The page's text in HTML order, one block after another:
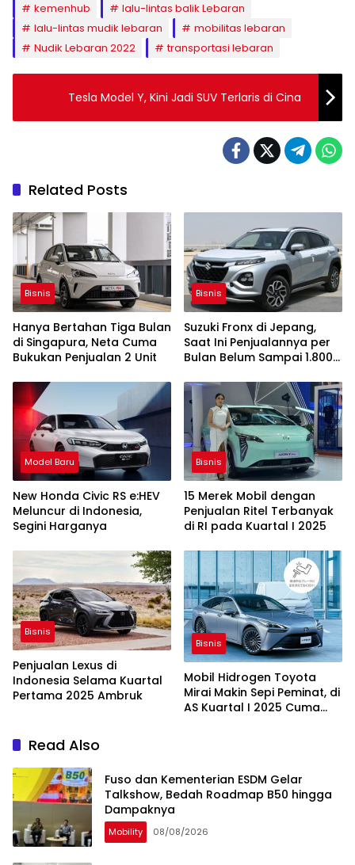
kemenhub
lalu-lintas balik Lebaran
lalu-lintas mudik lebaran
mobilitas lebaran
Nudik Lebaran 2022
transportasi lebaran
Tesla Model Y, Kini Jadi SUV Terlaris di Cina
Related Posts
Bisnis
Hanya Bertahan Tiga Bulan
di Singapura, Neta Cuma
Bukukan Penjualan 2 Unit
Bisnis
Suzuki Fronx di Jepang,
Saat Ini Penjualannya per
Bulan Belum Sampai 1.800
Model Baru
New Honda Civic RS e:HEV
Meluncur di Indonesia,
Segini Harganya
Bisnis
15 Merek Mobil dengan
Penjualan Ritel Terbanyak
di RI pada Kuartal I 2025
Bisnis
Penjualan Lexus di
Indonesia Selama Kuartal
Pertama 2025 Ambruk
Bisnis
Mobil Hidrogen Toyota
Mirai Makin Sepi Peminat, di
AS Kuartal I 2025 Cuma
Read Also
Fuso dan Kementerian ESDM Gelar
Talkshow, Bedah Roadmap B50 hingga
Dampaknya
Mobility 08/08/2026